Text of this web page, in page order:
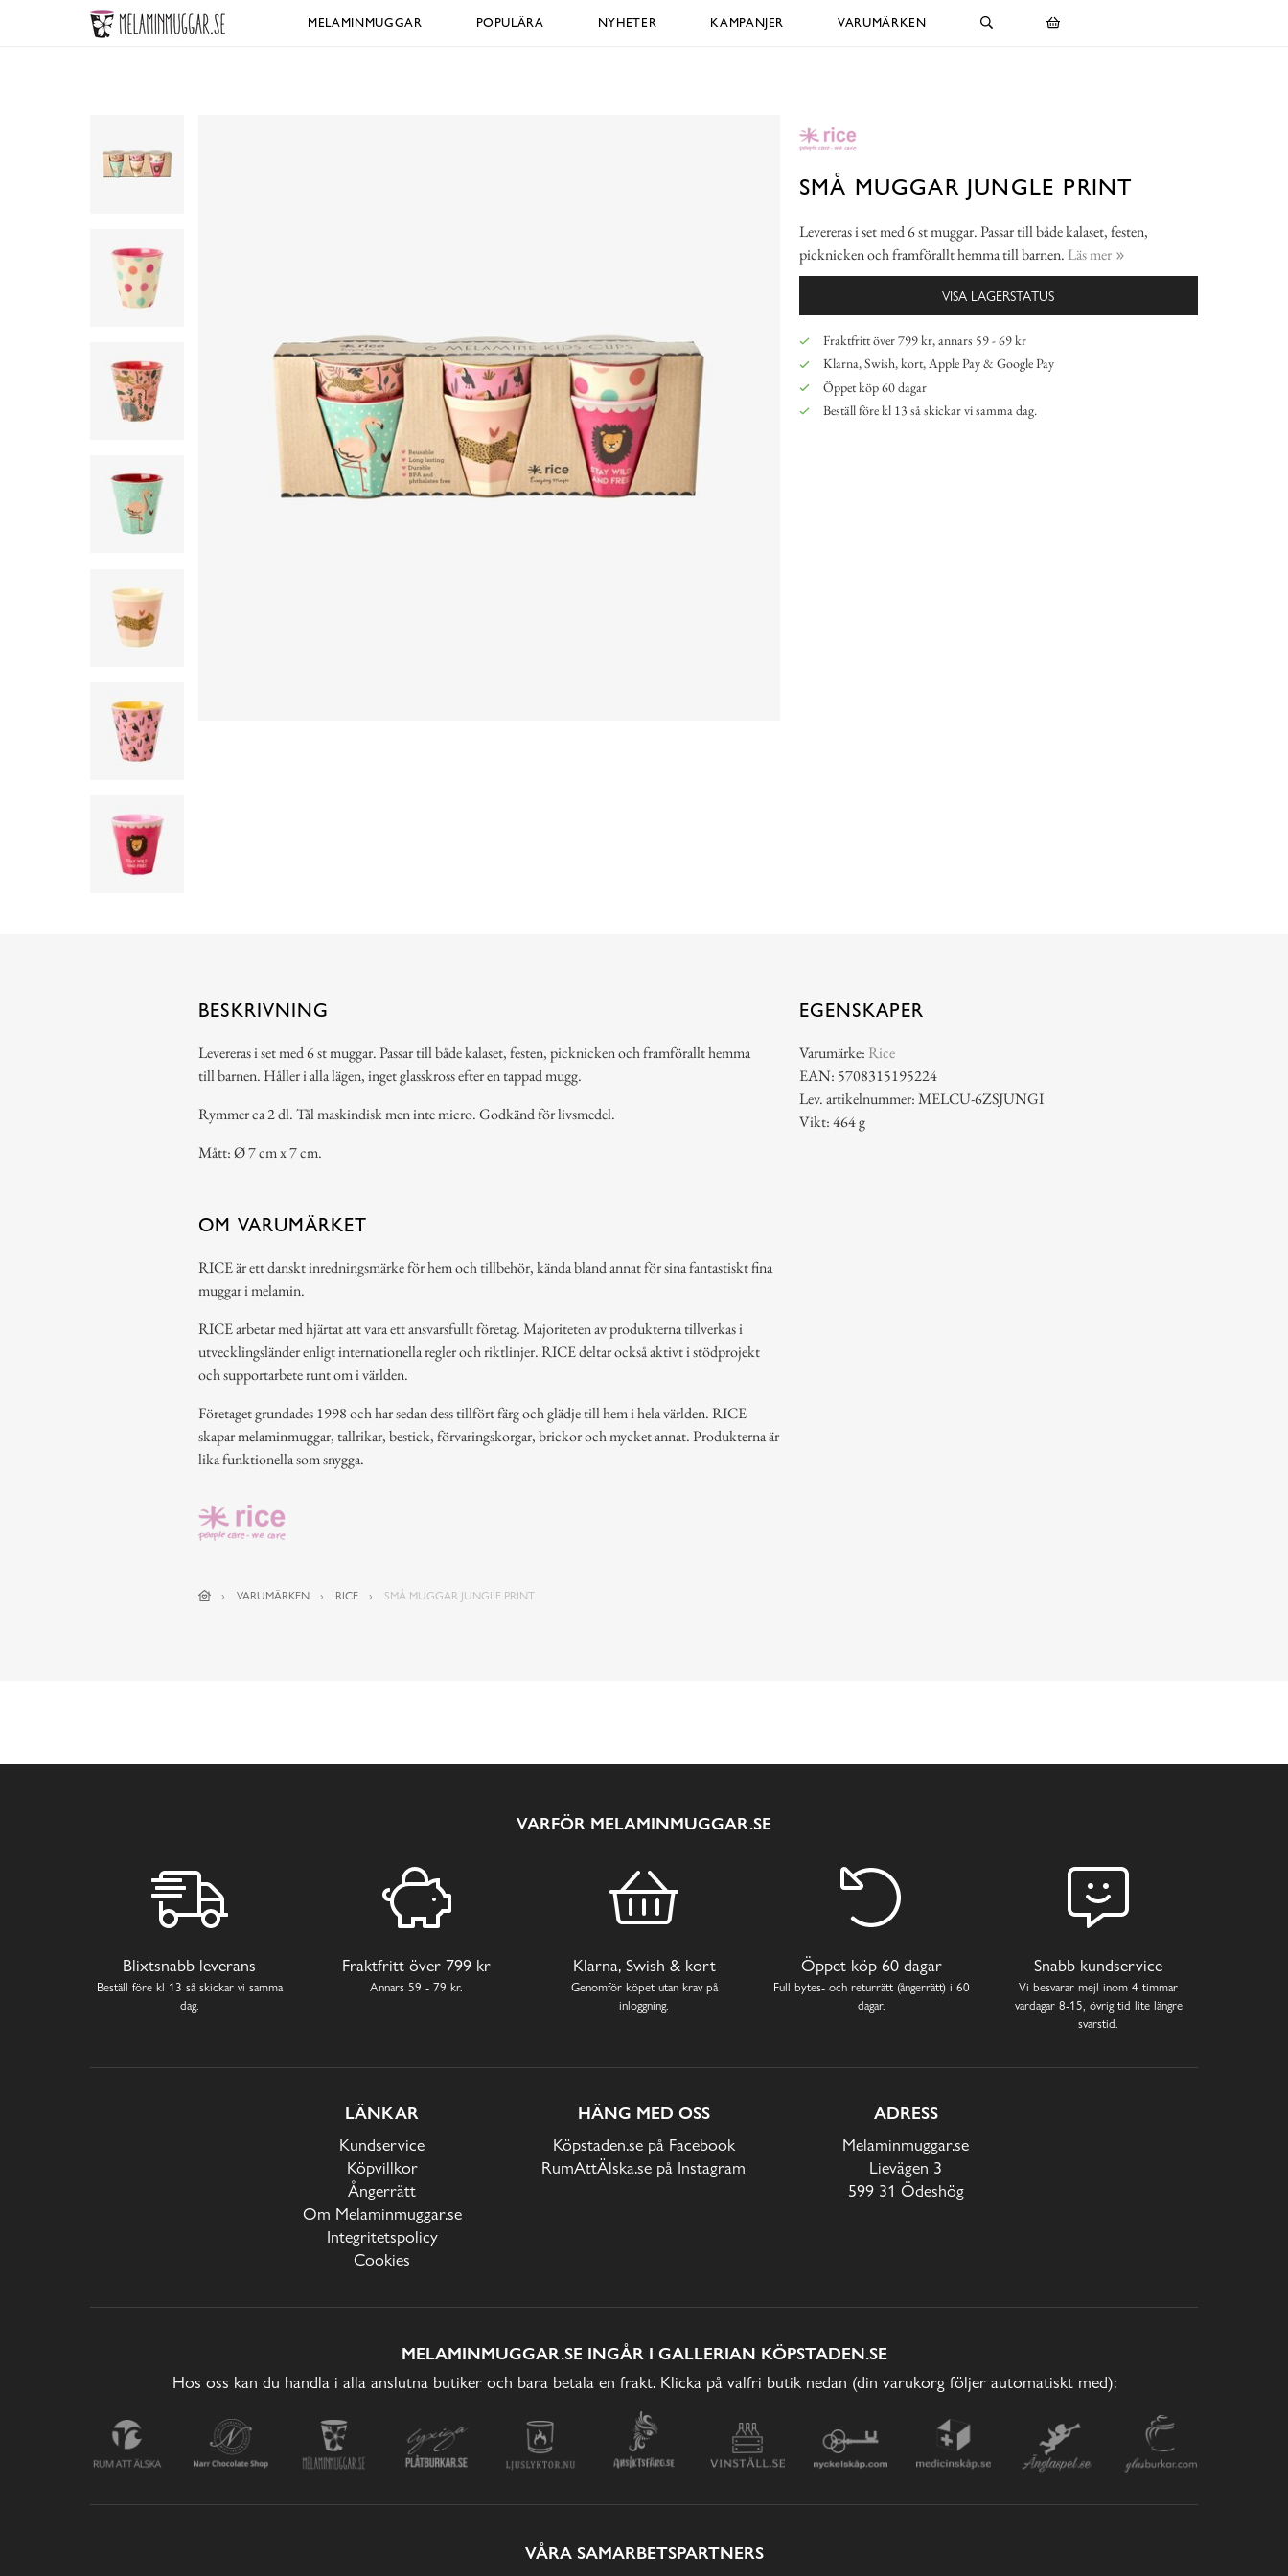
MELAMINMUGGAR POPULÄRA NYHETER KAMPANJER VARUMÄRKEN
SMÅ MUGGAR JUNGLE PRINT
Levereras i set med 6 st muggar. Passar till både kalaset, festen,
picknicken och framförallt hemma till barnen. Läs mer
VISA LAGERSTATUS
Fraktfritt över 799 kr, annars 59 - 69 kr
Klarna, Swish, kort, Apple Pay & Google Pay
Öppet köp 60 dagar
Beställ före kl 13 så skickar vi samma dag.
BESKRIVNING
Levereras i set med 6 st muggar. Passar till både kalaset, festen, picknicken och framförallt hemma
till barnen. Håller i alla lägen, inget glasskross efter en tappad mugg.
Rymmer ca 2 dl. Tål maskindisk men inte micro. Godkänd för livsmedel.
Mått: Ø 7 cm x 7 cm.
EGENSKAPER
Varumärke: Rice
EAN: 5708315195224
Lev. artikelnummer: MELCU-6ZSJUNGI
Vikt: 464 g
OM VARUMÄRKET
RICE är ett danskt inredningsmärke för hem och tillbehör, kända bland annat för sina fantastiskt fina
muggar i melamin.
RICE arbetar med hjärtat att vara ett ansvarsfullt företag. Majoriteten av produkterna tillverkas i
utvecklingsländer enligt internationella regler och riktlinjer. RICE deltar också aktivt i stödprojekt
och supportarbete runt om i världen.
Företaget grundades 1998 och har sedan dess tillfört färg och glädje till hem i hela världen. RICE
skapar melaminmuggar, tallrikar, bestick, förvaringskorgar, brickor och mycket annat. Produkterna är
lika funktionella som snygga.
VARUMÄRKEN RICE SMÅ MUGGAR JUNGLE PRINT
VARFÖR MELAMINMUGGAR.SE
Blixtsnabb leverans
Beställ före kl 13 så skickar vi samma
dag.
Fraktfritt över 799 kr
Annars 59 - 79 kr.
Klarna, Swish & kort
Genomför köpet utan krav på
inloggning.
Öppet köp 60 dagar
Full bytes- och returrätt (ångerrätt) i 60
dagar.
Snabb kundservice
Vi besvarar mejl inom 4 timmar
vardagar 8-15, övrig tid lite längre
svarstid.
LÄNKAR
Kundservice
Köpvillkor
Ångerrätt
Om Melaminmuggar.se
Integritetspolicy
Cookies
HÄNG MED OSS
Köpstaden.se på Facebook
RumAttÄlska.se på Instagram
ADRESS
Melaminmuggar.se
Lievägen 3
599 31 Ödeshög
MELAMINMUGGAR.SE INGÅR I GALLERIAN KÖPSTADEN.SE
Hos oss kan du handla i alla anslutna butiker och bara betala en frakt. Klicka på valfri butik nedan (din varukorg följer automatiskt med):
VÅRA SAMARBETSPARTNERS